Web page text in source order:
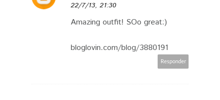
22/7/13, 21:30
Amazing outfit! SOo great:)
bloglovin.com/blog/3880191
Responder